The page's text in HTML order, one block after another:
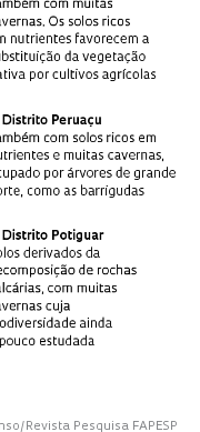
Revista Pesquisa FAPESP